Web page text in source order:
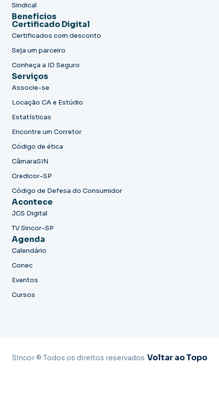
Sindical
Benefícios
Certificado Digital
Certificados com desconto
Seja um parceiro
Conheça a ID Seguro
Serviços
Associe-se
Locação CA e Estúdio
Estatísticas
Encontre um Corretor
Código de ética
CâmaraSIN
Credicor-SP
Código de Defesa do Consumidor
Acontece
JCS Digital
TV Sincor-SP
Agenda
Calendário
Conec
Eventos
Cursos
Sincor © Todos os direitos reservados Voltar ao Topo